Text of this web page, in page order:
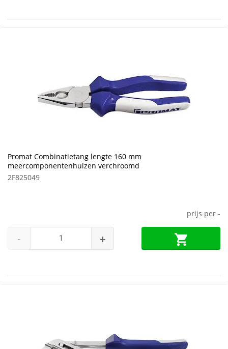
Promat Combinatietang lengte 160 mm
meercomponentenhulzen verchroomd
2F825049
prijs per -
- +